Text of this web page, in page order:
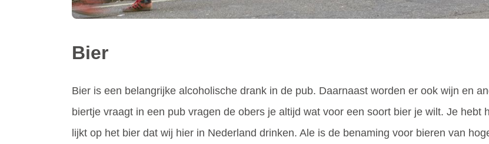
Bier
Bier is een belangrijke alcoholische drank in de pub. Daarnaast worden er ook wijn en
biertje vraagt in een pub vragen de obers je altijd wat voor een soort bier je wilt. Je hebt
lijkt op het bier dat wij hier in Nederland drinken. Ale is de benaming voor bieren van